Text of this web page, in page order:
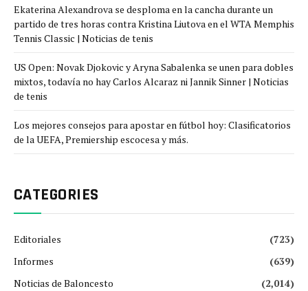
Ekaterina Alexandrova se desploma en la cancha durante un
partido de tres horas contra Kristina Liutova en el WTA Memphis
Tennis Classic | Noticias de tenis
US Open: Novak Djokovic y Aryna Sabalenka se unen para dobles
mixtos, todavía no hay Carlos Alcaraz ni Jannik Sinner | Noticias
de tenis
Los mejores consejos para apostar en fútbol hoy: Clasificatorios
de la UEFA, Premiership escocesa y más.
CATEGORIES
Editoriales
(723)
Informes
(639)
Noticias de Baloncesto
(2,014)